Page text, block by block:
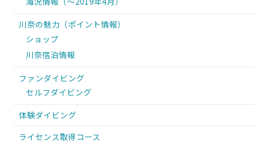
川奈の魅力（ポイント情報）
ショップ
川奈宿泊情報
ファンダイビング
セルフダイビング
体験ダイビング
ライセンス取得コース